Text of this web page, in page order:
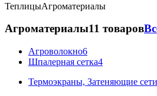
ТеплицыАгроматериалы
Агроматериалы11 товаров
Агроволокно6
Шпалерная сетка4
Термоэкраны, Затеняющие сети